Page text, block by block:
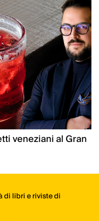
veneziani al Gran
di libri e riviste di